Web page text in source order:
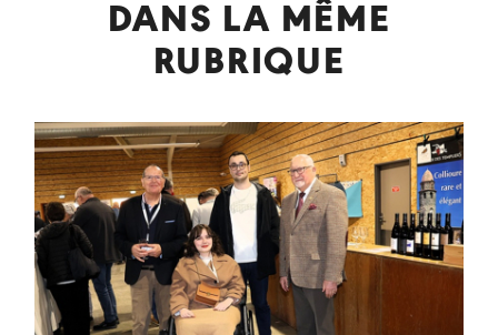
DANS LA MÊME
RUBRIQUE